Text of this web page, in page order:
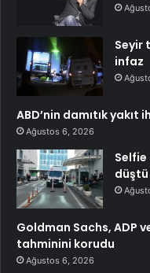
Seyir
infaz
ABD’nin damıtık yakıt
Ağustos 6, 2026
Selfie
düştü
Goldman Sachs, ADP
tahminini korudu
Ağustos 6, 2026